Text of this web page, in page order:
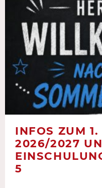
INFOS ZUM 1.
2026/2027
5